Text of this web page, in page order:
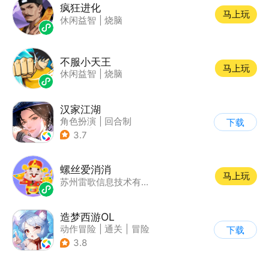
疯狂进化
休闲益智 烧脑
马上玩
不服小天王
休闲益智 烧脑
马上玩
汉家江湖
角色扮演
回合制
| 武侠
3.7
下载
螺丝爱消消
苏州雷歌信息技术有限公司
马上玩
造梦西游OL
动作冒险 通关
冒险
| 横版过关
3.8
下载